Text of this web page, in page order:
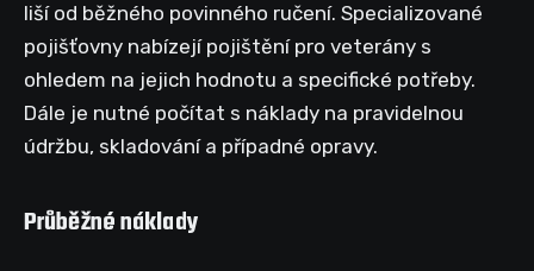
liší od běžného povinného ručení. Specializované
pojišťovny nabízejí pojištění pro veterány s
ohledem na jejich hodnotu a specifické potřeby.
Dále je nutné počítat s náklady na pravidelnou
údržbu, skladování a případné opravy.
Průběžné náklady